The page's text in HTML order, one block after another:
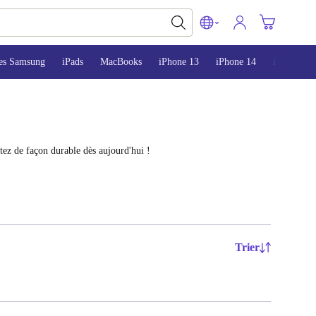
Samsung iPads MacBooks iPhone 13 iPhone 14 iPhone 15
de façon durable dès aujourd'hui !
Trier